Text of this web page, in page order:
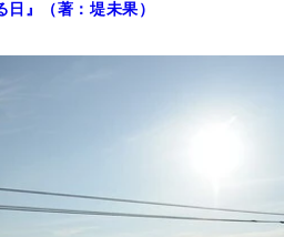
』（著：堤未果）